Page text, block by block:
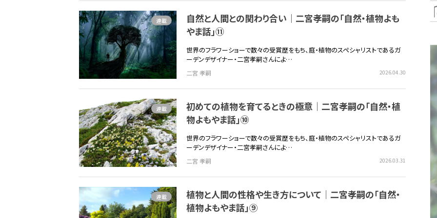
自然と人間との関わり合い｜二宮孝嗣の「自然・植物よも
やま話」⑪
世界のフラワーショーで数々の受賞歴をもち、庭・植物のスペシャリストであるガ
ーデンデザイナー・二宮孝嗣さんによ…
二宮 孝嗣 2026.04.30
連載
初めての植物を育てるときの極意｜二宮孝嗣の「自然・植
物よもやま話」⑩
世界のフラワーショーで数々の受賞歴をもち、庭・植物のスペシャリストであるガ
ーデンデザイナー・二宮孝嗣さんによ…
二宮 孝嗣 2026.03.31
連載
植物と人間の性格や生き方について｜二宮孝嗣の「自然・
植物よもやま話」⑨
連載